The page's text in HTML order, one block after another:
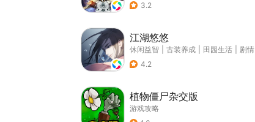
3.2
江湖悠悠
休闲益智 古装养成 田园生活
剧情
4.2
植物僵尸杂交版
游戏攻略